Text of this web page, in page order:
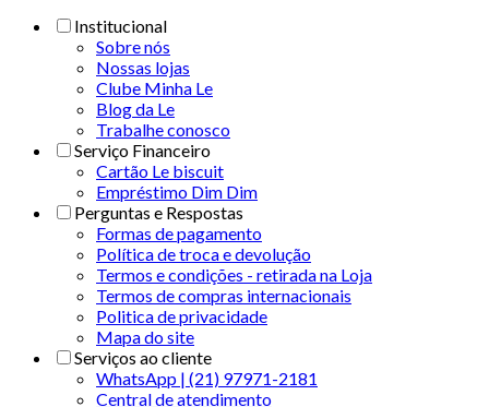
Institucional
Sobre nós
Nossas lojas
Clube Minha Le
Blog da Le
Trabalhe conosco
Serviço Financeiro
Cartão Le biscuit
Empréstimo Dim Dim
Perguntas e Respostas
Formas de pagamento
Política de troca e devolução
Termos e condições - retirada na Loja
Termos de compras internacionais
Politica de privacidade
Mapa do site
Serviços ao cliente
WhatsApp | (21) 97971-2181
Central de atendimento